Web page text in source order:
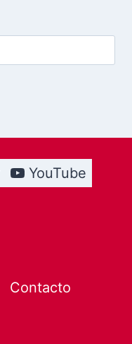
YouTube
Contacto